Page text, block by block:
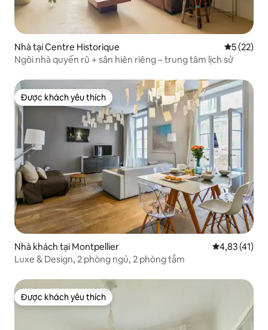
Nhà tại Centre Historique Xếp hạng
5 (22)
Ngôi nhà quyến rũ + sân hiên riêng – trung tâm lịch sử
Được khách yêu thích
Được khách yêu thích
Nhà khách tại Montpellier Xếp hạng
4,83 (41)
Luxe & Design, 2 phòng ngủ, 2 phòng tắm
Được khách yêu thích
Được khách yêu thích